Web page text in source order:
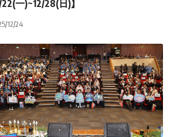
22(一)~12/28(日)】
12/24